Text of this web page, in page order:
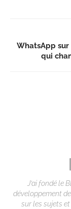
WhatsApp
qui
J’ai fondé le
développement
sur les sujets